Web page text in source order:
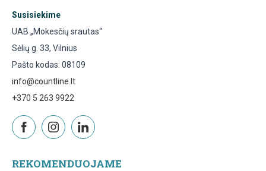
Susisiekime
UAB „Mokesčių srautas“
Sėlių g. 33, Vilnius
Pašto kodas: 08109
info@countline.lt
+370 5 263 9922
REKOMENDUOJAME